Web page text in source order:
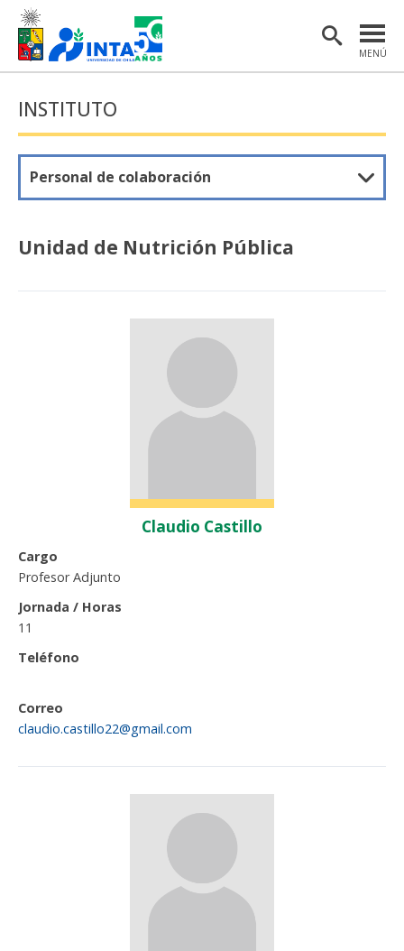
MENÚ
INSTITUTO
INVESTIGACIÓN
EXTENSIÓN Y COMUNICACIONES
Estudiantes
Académicas/os
Funcionarias/os
INSTITUTO
Personal de colaboración
Unidad de Nutrición Pública
Claudio Castillo
Cargo
Profesor Adjunto
Jornada / Horas
11
Teléfono
Correo
claudio.castillo22@gmail.com